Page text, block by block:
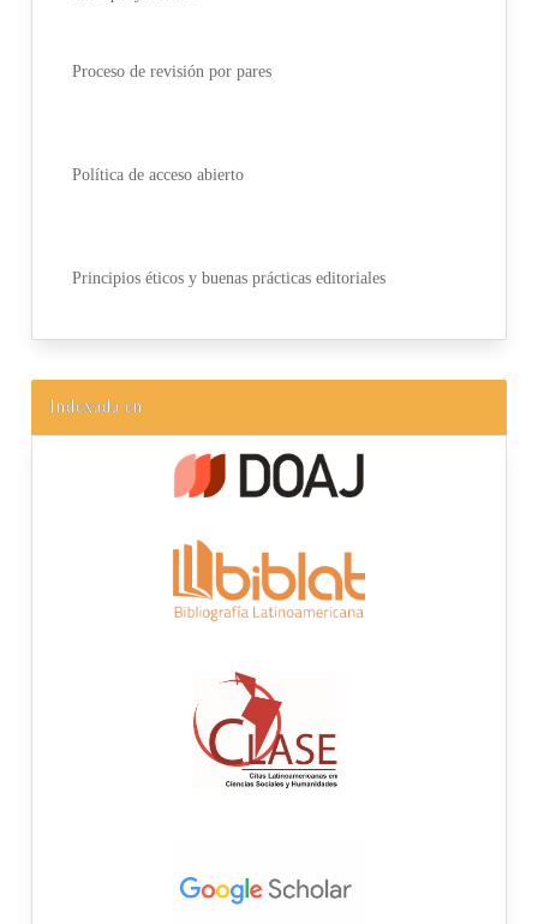
Proceso de revisión por pares
Política de acceso abierto
Principios éticos y buenas prácticas editoriales
Indexada en